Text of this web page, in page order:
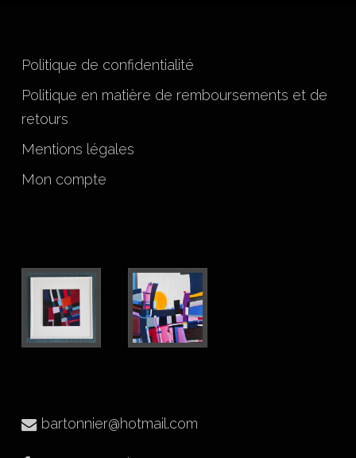
Politique de confidentialité
Politique en matière de remboursements et de
retours
Mentions légales
Mon compte
bartonnier@hotmail.com